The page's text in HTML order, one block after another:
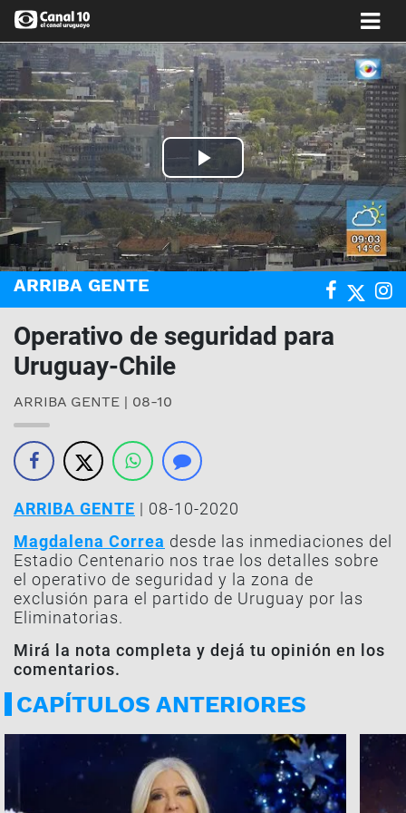
Play
Video
ARRIBA GENTE
Operativo de seguridad para
Uruguay-Chile
ARRIBA GENTE | 08-10
ARRIBA GENTE | 08-10-2020
Magdalena Correa desde las inmediaciones del
Estadio Centenario nos trae los detalles sobre
el operativo de seguridad y la zona de
exclusión para el partido de Uruguay por las
Eliminatorias.
Mirá la nota completa y dejá tu opinión en los
comentarios.
CAPÍTULOS ANTERIORES